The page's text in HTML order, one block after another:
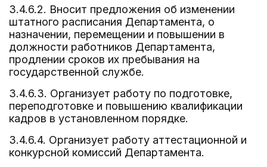
3.4.6.2. Вносит предложения об изменении
штатного расписания Департамента, о
назначении, перемещении и повышении в
должности работников Департамента,
продлении сроков их пребывания на
государственной службе.
3.4.6.3. Организует работу по подготовке,
переподготовке и повышению квалификации
кадров в установленном порядке.
3.4.6.4. Организует работу аттестационной и
конкурсной комиссий Департамента.